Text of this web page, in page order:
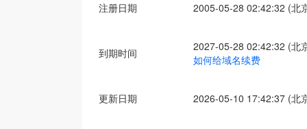
注册日期 2005-05-28 02:42:32 (北
到期时间
2027-05-28 02:42:32 (北
如何给域名续费
更新日期 2026-05-10 17:42:37 (北